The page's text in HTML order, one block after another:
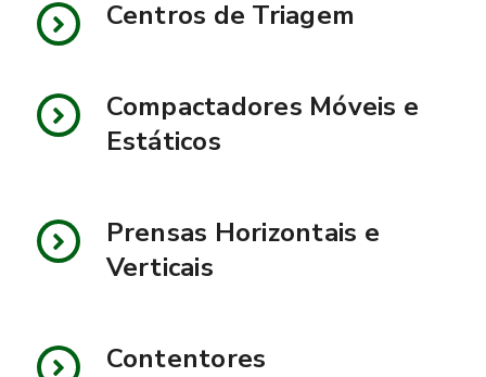
Centros de Triagem
Compactadores Móveis e
Estáticos
Prensas Horizontais e
Verticais
Contentores